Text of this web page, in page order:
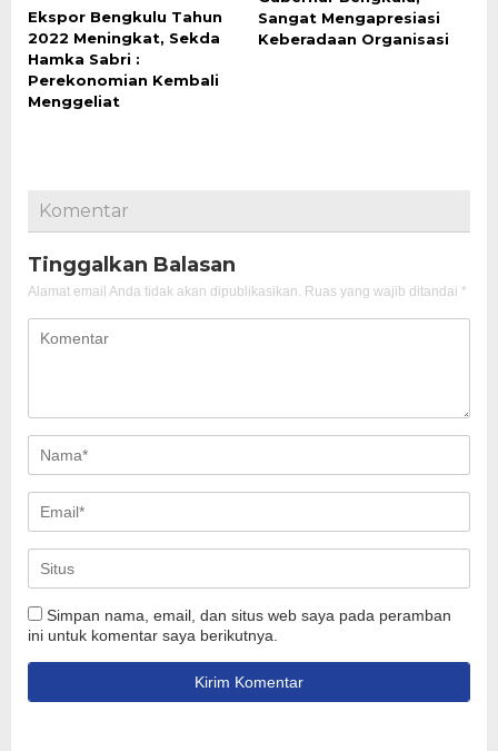
Ekspor Bengkulu Tahun
2022 Meningkat, Sekda
Hamka Sabri :
Perekonomian Kembali
Menggeliat
Sangat Mengapresiasi
Keberadaan Organisasi
Komentar
Tinggalkan Balasan
Alamat email Anda tidak akan dipublikasikan. Ruas yang wajib ditandai *
Simpan nama, email, dan situs web saya pada peramban
ini untuk komentar saya berikutnya.